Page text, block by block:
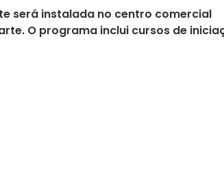
será instalada no centro comercial
O programa inclui cursos de